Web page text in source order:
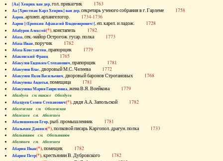
[Аа] Хенрик ван дер, гол. приказчик 1763
Аа [Христиан Карл Хенрик] ван дер, секретарь ученого собрания в г. Гарлеме 1758
Аарон, архиеп. архангелогор. 1734-1736
Аарон [(Еропкин Афанасий Владимирович)], еп. карел. и ладож. 1728
Абабуров Алексей(*), констапель 1782
Абаза, сек.-майор Острогож. гусар. полка 1773
Абаза Иван, поручик 1782
Абаза Константин, прапорщик 1779
Абаковский Франц 1765
Абакулов Евдоким Степанович, прапорщик 1781
Абакумов Влас, дворовый М.С. Челеева 1772
Абакумов Яков Васильевич, дворовый баронов Строгановых 1768
Абакумова Авдотья, помещица 1781
Абакумова Мария Гавриловна, жена В.Я. Воейкова 1779
Абалдуев см. также Оболдуев
Абалдуев Семен Степанович(*), дядя А.А. Запольской 1782
Абаленская см. Оболенская
Абалешев см. Аболешев
Абалишников Егор, рыб. промышленник 1781
Абалыхин Даниил(*), полковой писарь Каргопол. драгун. полка 1733
Абальянинов см. Обольянинов
Абаляшев см. Аболешев
Абарин Иван(*), помещик 1782
Абарин Петр(*), крестьянин В. Дубровского 1782